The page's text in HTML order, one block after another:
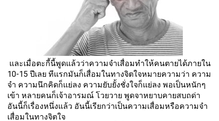
และเมื่อตะกี้นี้พูดแล้วว่าความจำเสื่อมทำให้คนตายได้ภายใน
10-15 ปีเลย ทีแรกมันก็เสื่อมในทางจิตใจหมายความว่า ความ
จำ ความนึกคิดก็แย่ลง ความยับยั้งชั่งใจก็แย่ลง พอเป็นหนักๆ
เข้า หลายคนก็เจ้าอารมณ์ โวยวาย พูดจาหยาบคายสบถด่า
อันนี้ก็เรื่องหนึ่งแล้ว อันนี้เรียกว่าเป็นความเสื่อมหรือความจำ
เสื่อมในทางจิตใจ